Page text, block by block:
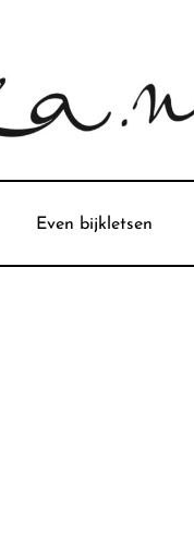
Even bijkletsen